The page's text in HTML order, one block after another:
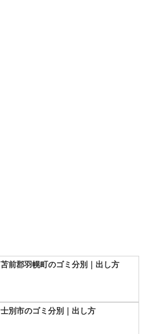
苫前郡羽幌町のゴミ分別｜出し方
士別市のゴミ分別｜出し方